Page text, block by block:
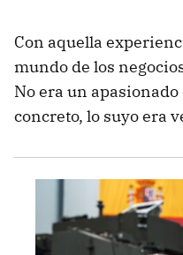
Con aquella
mundo de los
No era un
concreto, lo suyo era